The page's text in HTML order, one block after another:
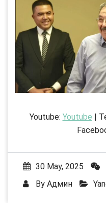
Youtube: Youtube |
30 May, 2025
By Админ